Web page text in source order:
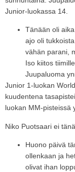
Junior-luokassa 14.
Tänään oli
ajo oli
vähän parani,
Iso kiitos
Juupaluoma
Junior 1-luokan
kuudentena
luokan MM-pisteissä
Niko Puotsaari ei
Huono päivä
ollenkaan ja
olivat ihan